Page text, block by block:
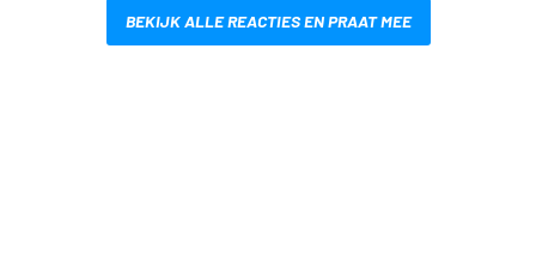
BEKIJK ALLE REACTIES EN PRAAT MEE